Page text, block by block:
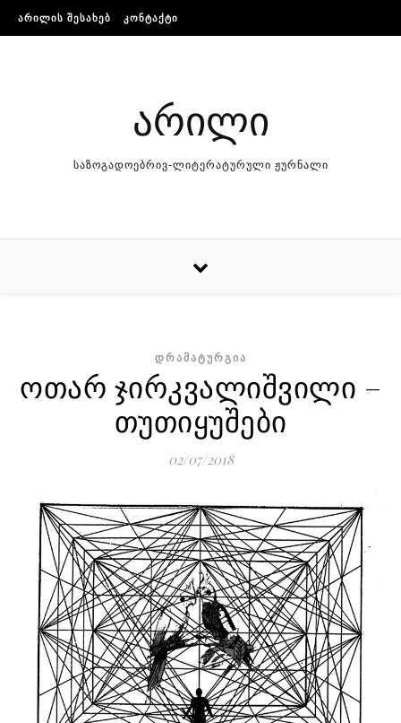
Skip to content
ᲐᲠᲘᲚᲘᲡ ᲨᲔᲡᲐᲮᲔᲑ ᲙᲝᲜᲢᲐᲥᲢᲘ
არილი
საზოგადოებრივ-ლიტერატურული ჟურნალი
ᲓᲠᲐᲛᲐᲢᲣᲠᲒᲘᲐ
ოთარ ჯირკვალიშვილი –
თუთიყუშები
02/07/2018